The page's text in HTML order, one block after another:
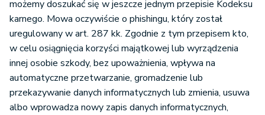
możemy doszukać się w jeszcze jednym przepisie Kodeksu
karnego. Mowa oczywiście o phishingu, który został
uregulowany w art. 287 kk. Zgodnie z tym przepisem kto,
w celu osiągnięcia korzyści majątkowej lub wyrządzenia
innej osobie szkody, bez upoważnienia, wpływa na
automatyczne przetwarzanie, gromadzenie lub
przekazywanie danych informatycznych lub zmienia, usuwa
albo wprowadza nowy zapis danych informatycznych,